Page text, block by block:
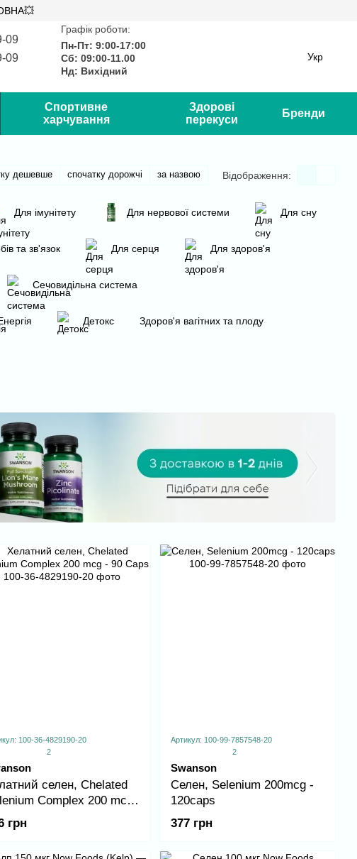
09
09
Графік роботи:
Пн-Пт: 9:00-17:00
Сб: 09:00-11.00
Нд: Вихідний
Укр
Спортивне
харчування
Здорові
перекуси
Бренди
дешевше спочатку дорожчі за назвою Відображення:
Для імунітету Для нервової системи Для сну
та зв'язок Для серця Для здоров'я
Сечовидільна система
Детокс Здоров'я вагітних та плоду
100-36-4829190-20
2
селен, Chelated
Complex 200 mcg
Caps
грн
Артикул: 100-99-7857548-20
2
Swanson
Селен, Selenium 200mcg -
120caps
377 грн